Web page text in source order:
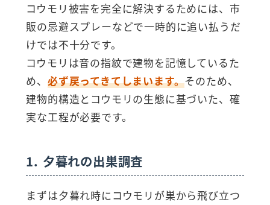
コウモリ被害を完全に解決するためには、市
販の忌避スプレーなどで一時的に追い払うだ
けでは不十分です。
コウモリは音の指紋で建物を記憶しているた
め、 必ず戻ってきてしまいます。そのため、
建物的構造とコウモリの生態に基づいた、確
実な工程が必要です。
1. 夕暮れの出巣調査
まずは夕暮れ時にコウモリが巣から飛び立つ